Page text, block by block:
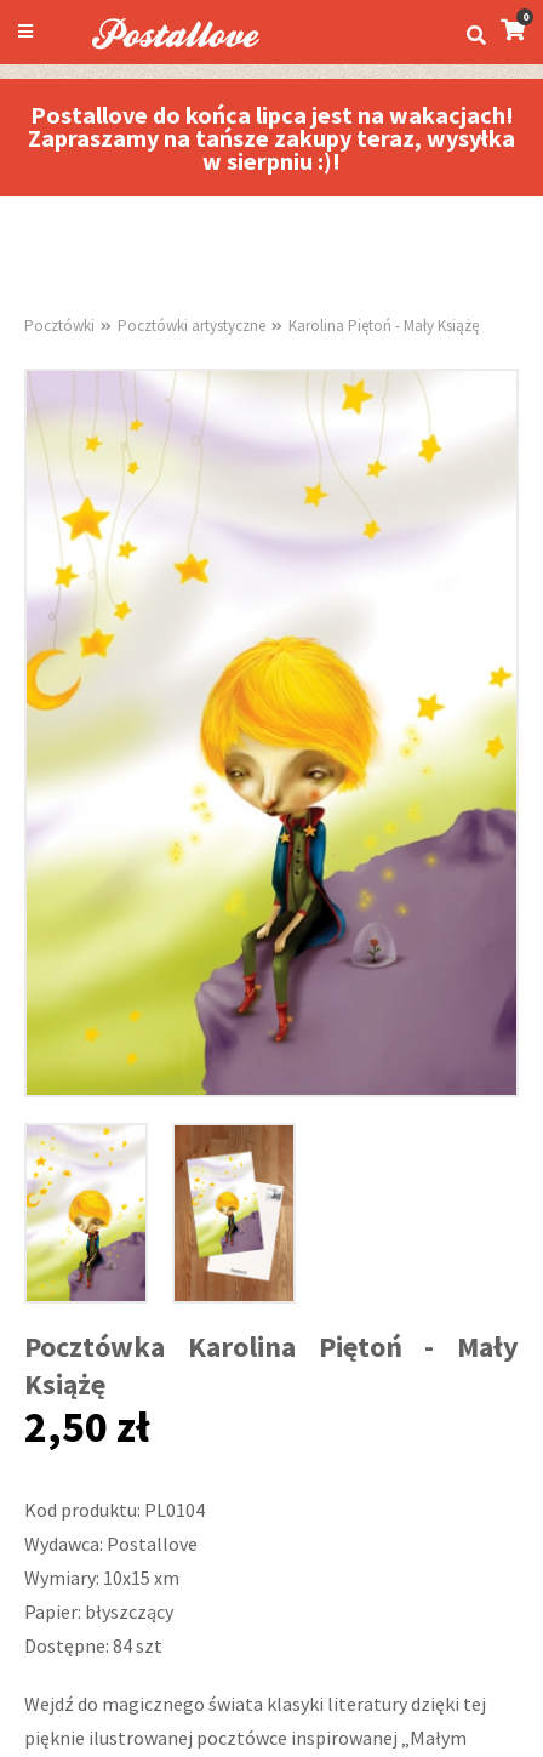
0
Postallove do końca lipca jest na wakacjach!
Zapraszamy na tańsze zakupy teraz, wysyłka
w sierpniu :)!
Pocztówki Pocztówki artystyczne Karolina Piętoń - Mały Książę
Pocztówka Karolina Piętoń - Mały
Książę
2,50 zł
Kod produktu: PL0104
Wydawca: Postallove
Wymiary: 10x15 xm
Papier: błyszczący
Dostępne: 84 szt
Wejdź do magicznego świata klasyki literatury dzięki tej
pięknie ilustrowanej pocztówce inspirowanej „Małym